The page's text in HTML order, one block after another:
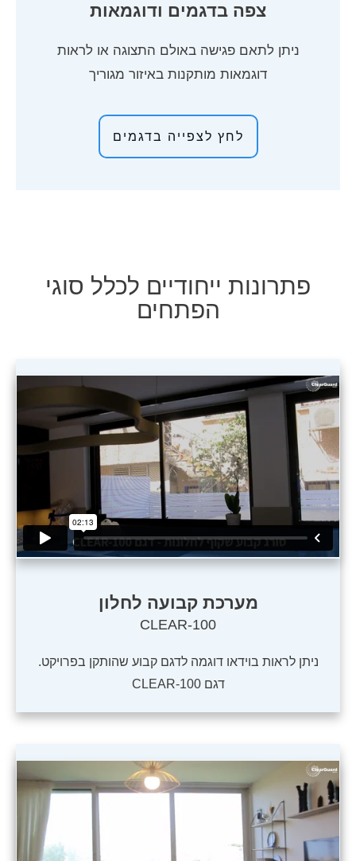
צפה בדגמים ודוגמאות
ניתן לתאם פגישה באולם התצוגה או לראות
דוגמאות מותקנות באיזור מגוריך
לחץ לצפייה בדגמים
פתרונות ייחודיים לכלל סוגי
הפתחים
מערכת קבועה לחלון
CLEAR-100
ניתן לראות בוידאו דוגמה לדגם קבוע שהותקן בפרויקט.
דגם CLEAR-100